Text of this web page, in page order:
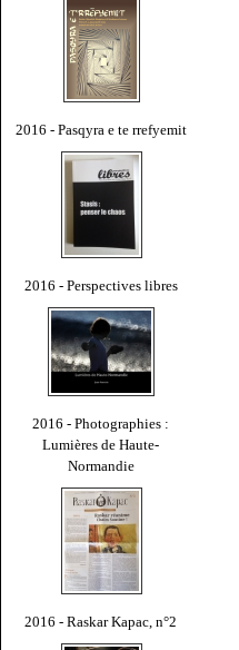
2016 - Pasqyra e te rrefyemit
2016 - Perspectives libres
2016 - Photographies :
Lumières de Haute-
Normandie
2016 - Raskar Kapac, n°2